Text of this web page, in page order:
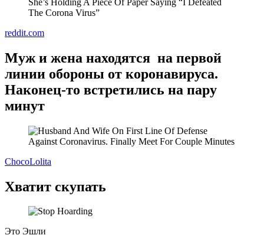
reddit.com
Муж и жена находятся на первой
линии обороны от коронавируса.
Наконец-то встретились на пару
минут
ChocoLolita
Хватит скупать
Это Эшли